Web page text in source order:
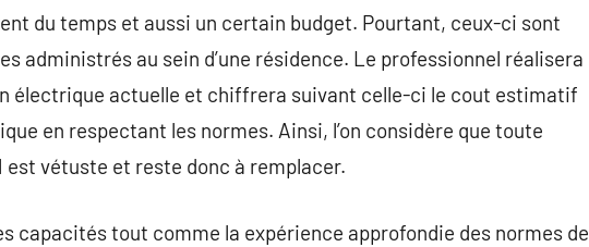
du temps et aussi un certain budget. Pourtant, ceux-ci sont
administrés au sein d’une résidence. Le professionnel réalisera
électrique actuelle et chiffrera suivant celle-ci le cout estimatif
en respectant les normes. Ainsi, l’on considère que toute
vétuste et reste donc à remplacer.
capacités tout comme la expérience approfondie des normes de